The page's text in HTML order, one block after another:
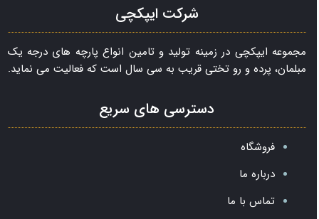
شرکت ایپکچی
مجموعه ایپکچی در زمینه تولید و تامین انواع پارچه های درجه یک
مبلمان، پرده و رو تختی قریب به سی سال است که فعالیت می نماید.
دسترسی های سریع
فروشگاه
درباره ما
تماس با ما